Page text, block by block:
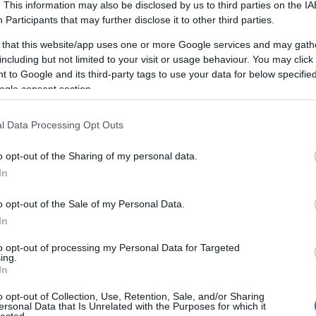
This information may also be disclosed by us to third parties on the
Participants that may further disclose it to other third parties.
that this website/app uses one or more Google services and may
but not limited to your visit or usage behaviour. You may
to Google and its third-party tags to use your data for below
consent section.
Data Processing Opt Outs
opt-out of the Sharing of my personal data.
opt-out of the Sale of my Personal Data.
opt-out of processing my Personal Data for Targeted
opt-out of Collection, Use, Retention, Sale, and/or Sharing
Data that Is Unrelated with the Purposes for which it
TAMÁSI TERMÁLFÜRDŐ, FÜRDŐ,
ÉLMÉNYFÜRDŐ
télen és nyáron egyaránt.
GYEREKEKNEK 2019
Az önfejlesztés egy olyan átfogó folyamat,
tudásának és általános jólétének